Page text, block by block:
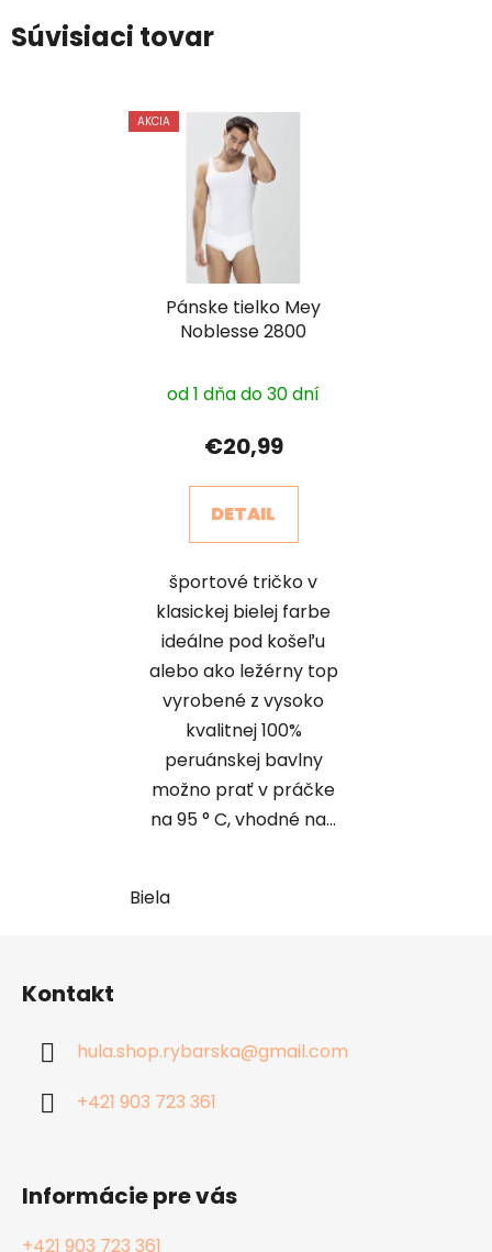
Súvisiaci tovar
AKCIA
Pánske tielko Mey
Noblesse 2800
od 1 dňa do 30 dní
€20,99
DETAIL
športové tričko v
klasickej bielej farbe
ideálne pod košeľu
alebo ako ležérny top
vyrobené z vysoko
kvalitnej 100%
peruánskej bavlny
možno prať v práčke
na 95 ° C, vhodné na...
Biela
Kontakt
hula.shop.rybarska@gmail.com
+421 903 723 361
Informácie pre vás
+421 903 723 361